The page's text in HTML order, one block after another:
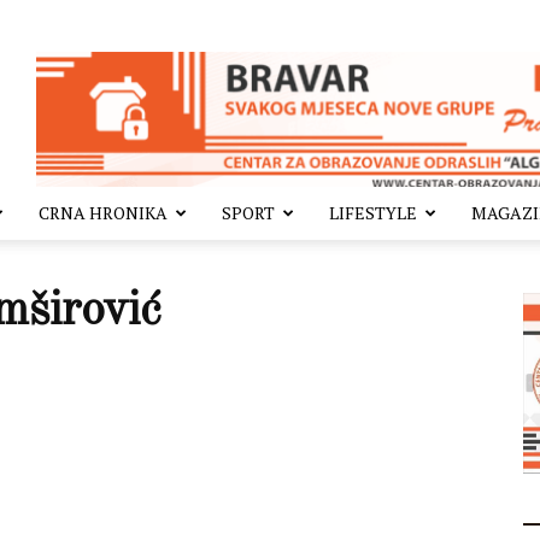
CRNA HRONIKA SPORT LIFESTYLE